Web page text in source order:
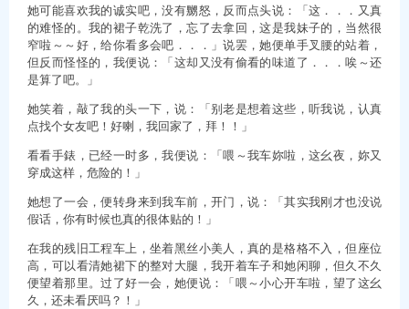
她可能喜欢我的诚实吧，没有嬲怒，反而点头说：「这．．．又真
的难怪的。我的裙子乾洗了，忘了去拿回，这是我妹子的，当然很
窄啦～～好，给你看多会吧．．．」说罢，她便单手叉腰的站着，
但反而怪怪的，我便说：「这却又没有偷看的味道了．．．唉～还
是算了吧。」
她笑着，敲了我的头一下，说：「别老是想着这些，听我说，认真
点找个女友吧！好喇，我回家了，拜！！」
看看手錶，已经一时多，我便说：「喂～我车妳啦，这幺夜，妳又
穿成这样，危险的！」
她想了一会，便转身来到我车前，开门，说：「其实我刚才也没说
假话，你有时候也真的很体贴的！」
在我的残旧工程车上，坐着黑丝小美人，真的是格格不入，但座位
高，可以看清她裙下的整对大腿，我开着车子和她闲聊，但久不久
便望着那里。过了好一会，她便说：「喂～小心开车啦，望了这幺
久，还未看厌吗？！」